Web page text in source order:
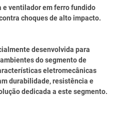
e ventilador em ferro fundido
choques de alto impacto.
desenvolvida para
do segmento de
eletromecânicas
durabilidade, resistência e
dedicada a este segmento.